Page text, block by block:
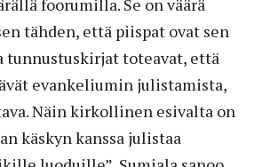
foorumilla. Se on väärä
tähden, että piispat ovat sen
tunnustuskirjat toteavat, että
evankeliumin julistamista,
Näin kirkollinen esivalta on
käskyn kanssa julistaa